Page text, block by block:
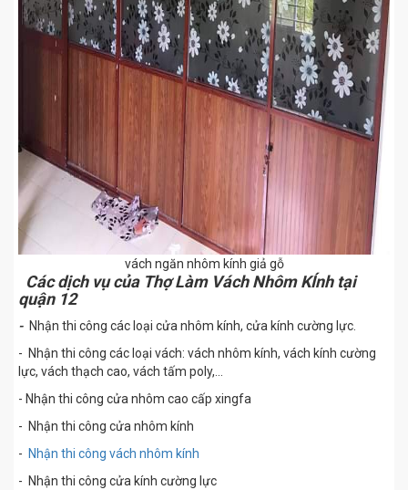
vách ngăn nhôm kính giả gỗ
Các dịch vụ của Thợ Làm Vách Nhôm KÍnh tại
quận 12
- Nhận thi công các loại cửa nhôm kính, cửa kính cường lực.
- Nhận thi công các loại vách: vách nhôm kính, vách kính cường
lực, vách thạch cao, vách tấm poly,...
- Nhận thi công cửa nhôm cao cấp xingfa
- Nhận thi công cửa nhôm kính
- Nhận thi công vách nhôm kính
- Nhận thi công cửa kính cường lực